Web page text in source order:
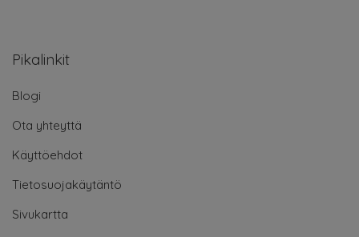
Pikalinkit
Blogi
Ota yhteyttä
Käyttöehdot
Tietosuojakäytäntö
Sivukartta